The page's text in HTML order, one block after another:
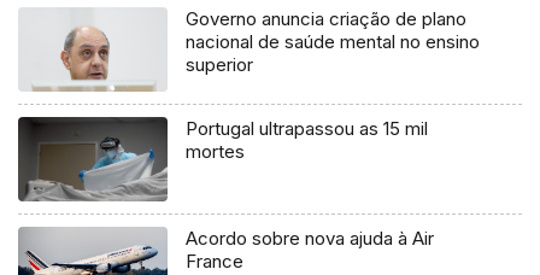
Governo anuncia criação de plano
nacional de saúde mental no ensino
superior
Portugal ultrapassou as 15 mil
mortes
Acordo sobre nova ajuda à Air
France